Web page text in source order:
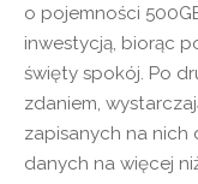
o pojemności
inwestycją, biorąc
święty spokój. Po
zdaniem,
zapisanych na nich
danych na więcej